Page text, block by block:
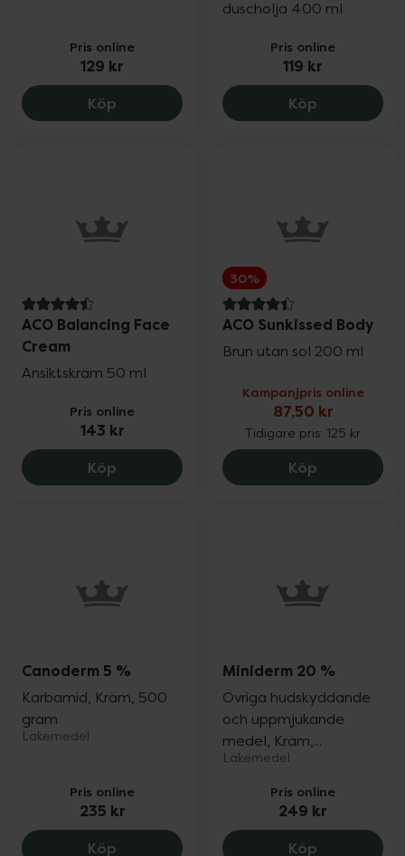
Pris online
129 kr
Köp ACO Body Lotion Rich, 129 kr.
duscholja 400 ml
Pris online
119 kr
Köp ACO
4.5 av 5 i omdöme
ACO Balancing Face
Cream
Ansiktskräm 50 ml
Pris online
143 kr
Köp ACO Balancing Face Cream, 143 kr.
30%
4.4 av 5 i omdöme
ACO Sunkissed Body
Brun utan sol 200 ml
Kampanjpris online
87,50 kr
Tidigare pris: 125 kr
Köp ACO
Canoderm 5 %
Karbamid, Kräm, 500
gram
Läkemedel
Pris online
235 kr
Köp Canoderm 5 %, 235 kr.
Miniderm 20 %
Övriga hudskyddande
och uppmjukande
medel, Kräm,...
Läkemedel
Pris online
249 kr
Köp Miniderm